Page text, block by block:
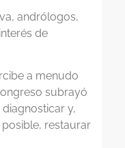
andrólogos,
de
a menudo
subrayó
y,
restaurar